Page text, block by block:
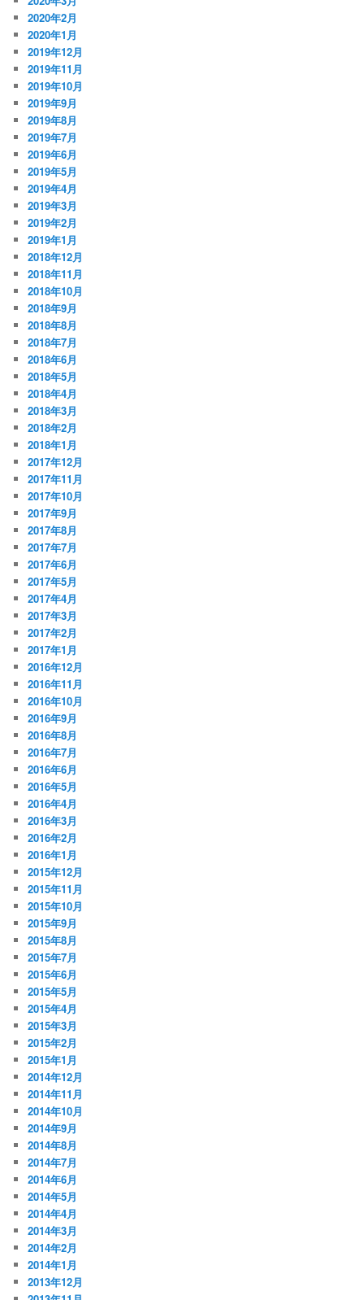
2020年2月
2020年1月
2019年12月
2019年11月
2019年10月
2019年9月
2019年8月
2019年7月
2019年6月
2019年5月
2019年4月
2019年3月
2019年2月
2019年1月
2018年12月
2018年11月
2018年10月
2018年9月
2018年8月
2018年7月
2018年6月
2018年5月
2018年4月
2018年3月
2018年2月
2018年1月
2017年12月
2017年11月
2017年10月
2017年9月
2017年8月
2017年7月
2017年6月
2017年5月
2017年4月
2017年3月
2017年2月
2017年1月
2016年12月
2016年11月
2016年10月
2016年9月
2016年8月
2016年7月
2016年6月
2016年5月
2016年4月
2016年3月
2016年2月
2016年1月
2015年12月
2015年11月
2015年10月
2015年9月
2015年8月
2015年7月
2015年6月
2015年5月
2015年4月
2015年3月
2015年2月
2015年1月
2014年12月
2014年11月
2014年10月
2014年9月
2014年8月
2014年7月
2014年6月
2014年5月
2014年4月
2014年3月
2014年2月
2014年1月
2013年12月